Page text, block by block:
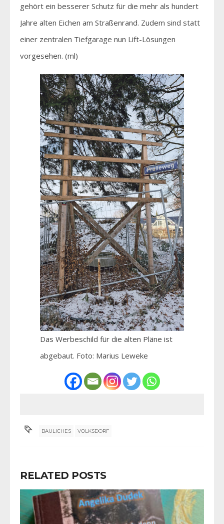
gehört ein besserer Schutz für die mehr als hundert
Jahre alten Eichen am Straßenrand. Zudem sind statt
einer zentralen Tiefgarage nun Lift-Lösungen
vorgesehen. (ml)
Das Werbeschild für die alten Pläne ist
abgebaut. Foto: Marius Leweke
BAULICHES VOLKSDORF
RELATED POSTS